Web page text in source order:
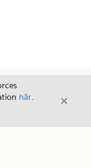
här.
Stäng